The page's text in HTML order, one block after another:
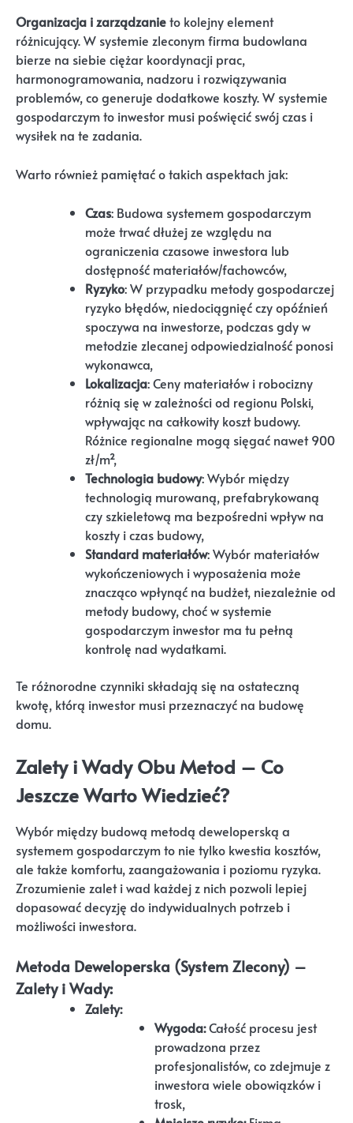
Organizacja i zarządzanieto kolejny element
różnicujący. W systemie zleconym firma budowlana
bierze na siebie ciężar koordynacji prac,
harmonogramowania, nadzoru i rozwiązywania
problemów, co generuje dodatkowe koszty. W systemie
gospodarczym to inwestor musi poświęcić swój czas i
wysiłek na te zadania.
Warto również pamiętać o takich aspektach jak:
Czas: Budowa systemem gospodarczym
może trwać dłużej ze względu na
ograniczenia czasowe inwestora lub
dostępność materiałów/fachowców,
Ryzyko: W przypadku metody gospodarczej
ryzyko błędów, niedociągnięć czy opóźnień
spoczywa na inwestorze, podczas gdy w
metodzie zlecanej odpowiedzialność ponosi
wykonawca,
Lokalizacja: Ceny materiałów i robocizny
różnią się w zależności od regionu Polski,
wpływając na całkowity koszt budowy.
Różnice regionalne mogą sięgać nawet 900
zł/m²,
Technologia budowy: Wybór między
technologią murowaną, prefabrykowaną
czy szkieletową ma bezpośredni wpływ na
koszty i czas budowy,
Standard materiałów: Wybór materiałów
wykończeniowych i wyposażenia może
znacząco wpłynąć na budżet, niezależnie od
metody budowy, choć w systemie
gospodarczym inwestor ma tu pełną
kontrolę nad wydatkami.
Te różnorodne czynniki składają się na ostateczną
kwotę, którą inwestor musi przeznaczyć na budowę
domu.
Zalety i Wady Obu Metod – Co
Jeszcze Warto Wiedzieć?
Wybór między budową metodą deweloperską a
systemem gospodarczym to nie tylko kwestia kosztów,
ale także komfortu, zaangażowania i poziomu ryzyka.
Zrozumienie zalet i wad każdej z nich pozwoli lepiej
dopasować decyzję do indywidualnych potrzeb i
możliwości inwestora.
Metoda Deweloperska (System Zlecony) –
Zalety i Wady:
Zalety:
Wygoda:Całość procesu jest
prowadzona przez
profesjonalistów, co zdejmuje z
inwestora wiele obowiązków i
trosk,